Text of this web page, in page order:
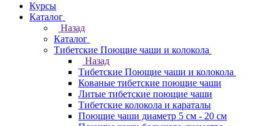
Курсы
Каталог
Назад
Каталог
Тибетские Поющие чаши и колокола
Назад
Тибетские Поющие чаши и колокола
Кованые тибетские поющие чаши
Литые тибетские поющие чаши
Тибетские колокола и караталы
Поющие чаши диаметр 5 см - 20 см